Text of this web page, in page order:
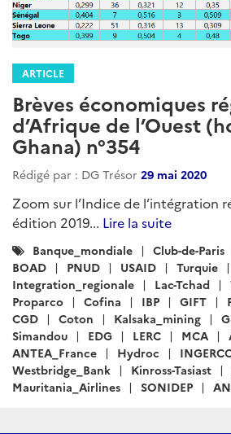
ARTICLE
Brèves économiques
d’Afrique de l’Ouest
Ghana) n°354
Rédigé par : DG Trésor 29 mai 2020
Zoom sur l’Indice de l’intégration
édition 2019... Lire la suite
Catégories
:
Banque_mondiale Club-de-Paris
BOAD
PNUD USAID Turquie
Integration_regionale
Lac-Tchad
Proparco
Cofina IBP GIFT
CGD
Coton Kalsaka_mining
Simandou
EDG LERC MCA
ANTEA_France
Hydroc
Westbridge_Bank
Kinross-Tasiast
Mauritania_Airlines
SONIDEP